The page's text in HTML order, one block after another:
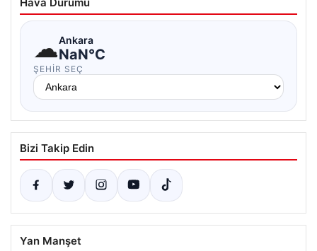
☁Ankara
NaN°C
ŞEHIR SEÇ
Bizi Takip Edin
Yan Manşet